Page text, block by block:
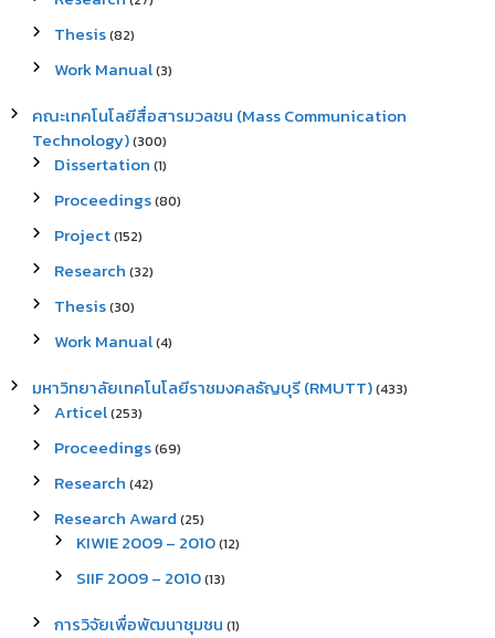
Thesis(82)
Work Manual(3)
คณะเทคโนโลยีสื่อสารมวลชน (Mass Communication
Technology)(300)
Dissertation (1)
Proceedings(80)
Project(152)
Research (32)
Thesis(30)
Work Manual(4)
มหาวิทยาลัยเทคโนโลยีราชมงคลธัญบุรี (RMUTT)(433)
Articel(253)
Proceedings(69)
Research (42)
Research Award (25)
KIWIE 2009 – 2010(12)
SIIF 2009 – 2010(13)
การวิจัยเพื่อพัฒนาชุมชน (1)